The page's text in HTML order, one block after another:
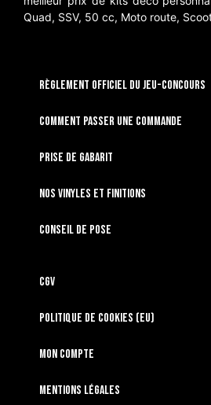
Quad, SSV, 50 cc, Moto route,
RÈGLEMENT OFFICIEL DU JEU-CONCOURS
Comment passer une commande
Prise de gabarit
Nos vinyles et finitions
Conseil de pose
CGV
Politique de cookies (EU)
Mon compte
Mentions légales